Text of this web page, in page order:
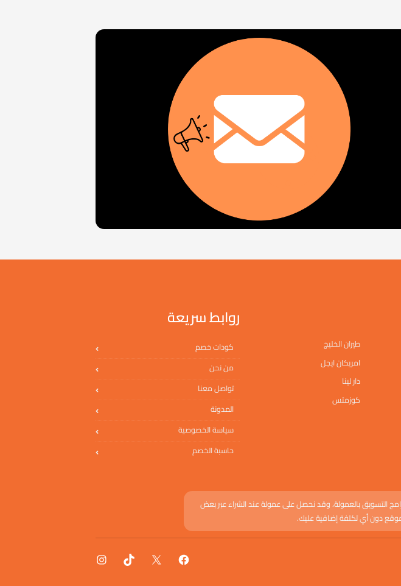
طيران الخليج
امريكان ايجل
دار لينا
كوزمتس
روابط سريعة
كودات خصم
من نحن
تواصل معنا
المدونة
سياسة الخصوصية
حاسبة الخصم
التسويق بالعمولة، وقد نحصل على عمولة عند الشراء عبر بعض
دون أي تكلفة إضافية عليك.